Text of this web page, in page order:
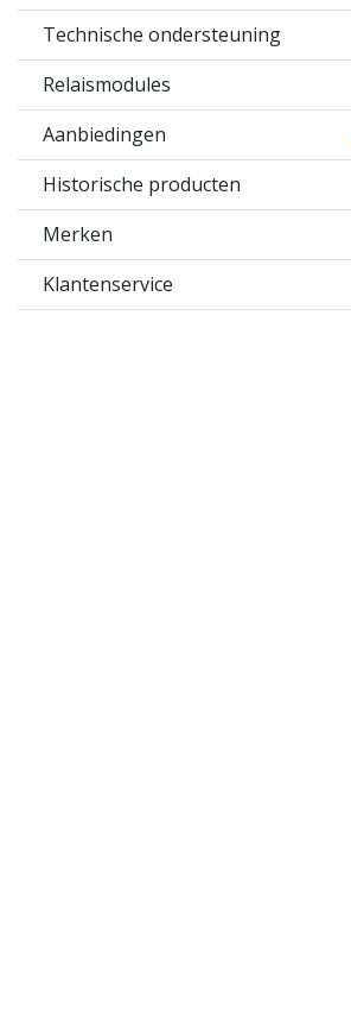
Technische ondersteuning
Relaismodules
Aanbiedingen
Historische producten
Merken
Klantenservice